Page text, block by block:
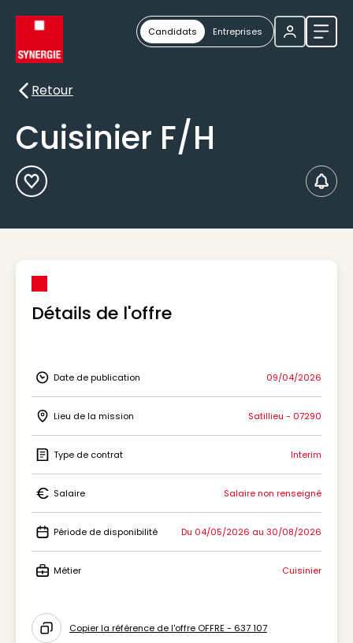
Candidats Entreprises
Retour
Retour
Cuisinier F/H
Ajouter aux Favoris
Détails de l'offre
Icon Date de publication
Date de publication 09/04/2026
Icon Lieu de la mission
Lieu de la mission Satillieu - 07290
Icon Type de contrat
Type de contrat Interim
Icon Salaire
Salaire Salaire non renseigné
Icon Période de disponibilité
Période de disponibilité Du 04/05/2026 au 30/08/2026
Métier Cuisinier
Copier la référence de l'offre OFFRE - 637 107